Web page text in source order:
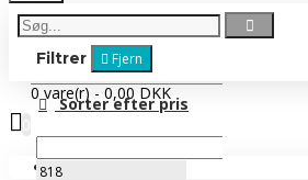
0 vare(r) - 0,00 DKK
Ingen produkter
Filtrer Fjern
Sorter efter pris